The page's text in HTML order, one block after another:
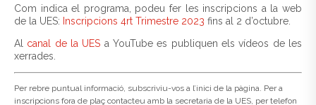
Com indica el programa, podeu fer les inscripcions a la web
de la UES: Inscripcions 4rt Trimestre 2023 fins al 2 d’octubre.
Al canal de la UES a YouTube es publiquen els vídeos de les
xerrades.
Per rebre puntual informació, subscriviu-vos a l’inici de la pàgina. Per a
inscripcions fora de plaç contacteu amb la secretaria de la UES, per telefon